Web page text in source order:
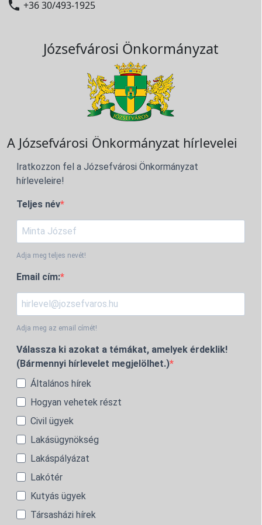
 +36 30/493-1925
Józsefvárosi Önkormányzat
A Józsefvárosi Önkormányzat hírlevelei
Iratkozzon fel a Józsefvárosi Önkormányzat
hírleveleire!
Teljes név
Adja meg teljes nevét!
Email cím:
Adja meg az email címét!
Válassza ki azokat a témákat, amelyek érdeklik!
(Bármennyi hírlevelet megjelölhet.)
Általános hírek
Hogyan vehetek részt
Civil ügyek
Lakásügynökség
Lakáspályázat
Lakótér
Kutyás ügyek
Társasházi hírek